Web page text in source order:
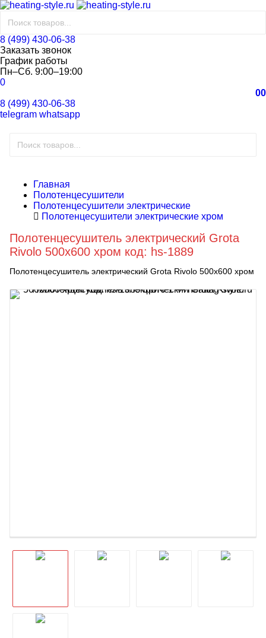
8 (499) 430-06-38
Заказать звонок
График работы
Пн–Сб. 9:00–19:00
0
00
8 (499) 430-06-38
telegram whatsapp
Главная
Полотенцесушители
Полотенцесушители электрические
Полотенцесушители электрические хром
Полотенцесушитель электрический Grota
Rivolo 500x600 хром код: hs-1889
Полотенцесушитель электрический Grota Rivolo 500x600 хром